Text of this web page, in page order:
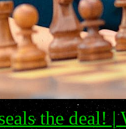
the deal! |